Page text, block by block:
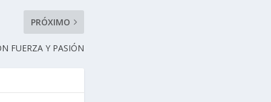
PRÓXIMO
FUERZA Y PASIÓN